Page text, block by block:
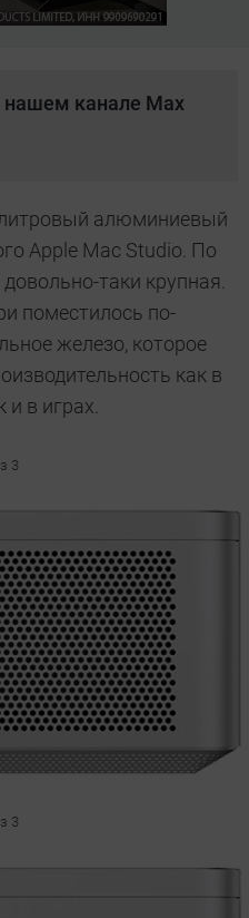
нашем канале Max
литровый алюминиевый
Apple Mac Studio. По
таки крупная.
поместилось по-
железо, которое
как в
в играх.
3
3